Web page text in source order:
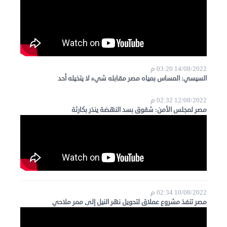
14/08/2022 03:20 م
السيسي: المساس بمياه مصر مقابله شيء لا يتخيله أحد
12/08/2022 02:32 م
مصر لمجلس الأمن: شقوق بسد النهضة ينذر بكارثة
10/08/2022 02:34 م
مصر تنفذ مشروع عملاق لتحويل نهر النيل إلى ممر ملاحي